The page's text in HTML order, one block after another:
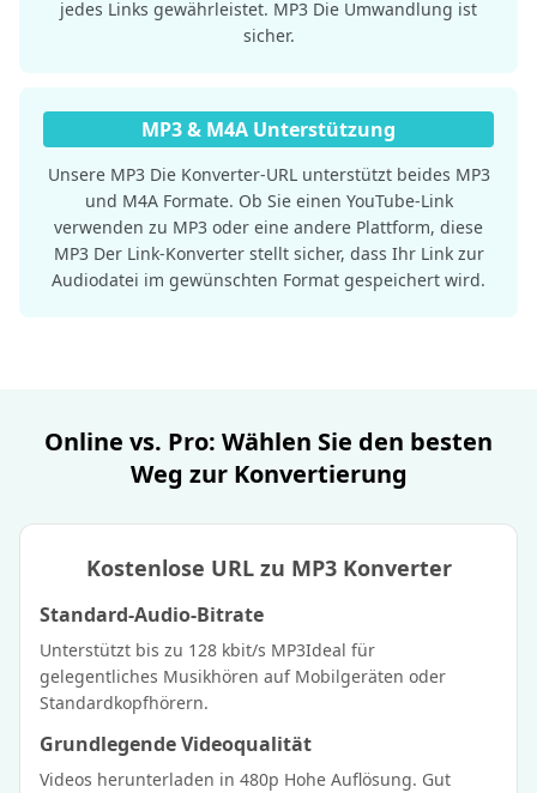
jedes Links gewährleistet. MP3 Die Umwandlung ist
sicher.
MP3 & M4A Unterstützung
Unsere MP3 Die Konverter-URL unterstützt beides MP3
und M4A Formate. Ob Sie einen YouTube-Link
verwenden zu MP3 oder eine andere Plattform, diese
MP3 Der Link-Konverter stellt sicher, dass Ihr Link zur
Audiodatei im gewünschten Format gespeichert wird.
Online vs. Pro: Wählen Sie den besten
Weg zur Konvertierung
Kostenlose URL zu MP3 Konverter
Standard-Audio-Bitrate
Unterstützt bis zu 128 kbit/s MP3Ideal für
gelegentliches Musikhören auf Mobilgeräten oder
Standardkopfhörern.
Grundlegende Videoqualität
Videos herunterladen in 480p Hohe Auflösung. Gut